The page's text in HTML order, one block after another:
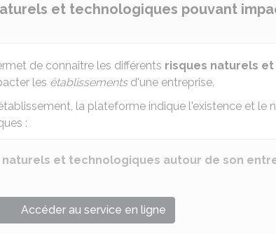
et technologiques pouvant
de connaître les différents risques naturels et
les établissementsd'une entreprise.
la plateforme indique l'existence et le
:
naturels et technologiques autour de son
Accéder au service en ligne